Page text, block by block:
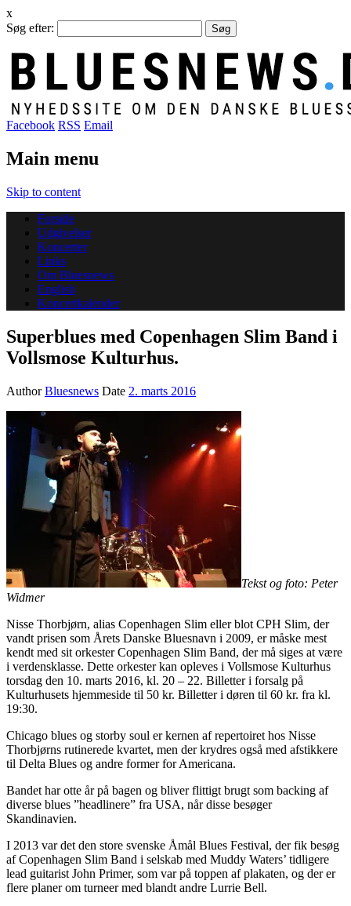
x
Søg efter:
Facebook RSS Email
Main menu
Skip to content
Forside
Udgivelser
Koncerter
Links
Om Bluesnews
English
Koncertkalender
Superblues med Copenhagen Slim Band i
Vollsmose Kulturhus.
AuthorBluesnews Date 2. marts 2016
Tekst og foto: Peter
Widmer
Nisse Thorbjørn, alias Copenhagen Slim eller blot CPH Slim, der
vandt prisen som Årets Danske Bluesnavn i 2009, er måske mest
kendt med sit orkester Copenhagen Slim Band, der må siges at være
i verdensklasse. Dette orkester kan opleves i Vollsmose Kulturhus
torsdag den 10. marts 2016, kl. 20 – 22. Billetter i forsalg på
Kulturhusets hjemmeside til 50 kr. Billetter i døren til 60 kr. fra kl.
19:30.
Chicago blues og storby soul er kernen af repertoiret hos Nisse
Thorbjørns rutinerede kvartet, men der krydres også med afstikkere
til Delta Blues og andre former for Americana.
Bandet har otte år på bagen og bliver flittigt brugt som backing af
diverse blues ”headlinere” fra USA, når disse besøger
Skandinavien.
I 2013 var det den store svenske Åmål Blues Festival, der fik besøg
af Copenhagen Slim Band i selskab med Muddy Waters’ tidligere
lead guitarist John Primer, som var på toppen af plakaten, og der er
flere planer om turneer med blandt andre Lurrie Bell.